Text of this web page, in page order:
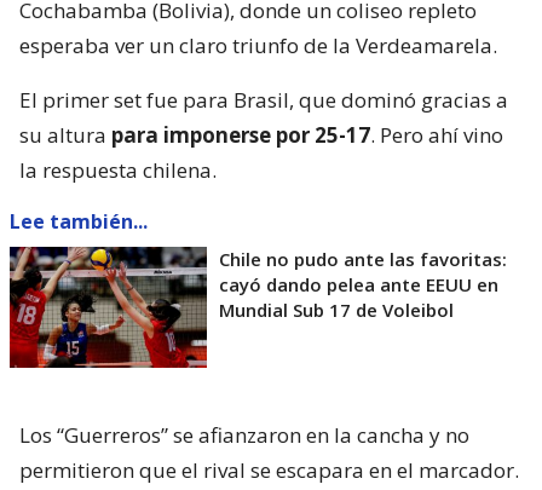
Cochabamba (Bolivia), donde un coliseo repleto
esperaba ver un claro triunfo de la Verdeamarela.
El primer set fue para Brasil, que dominó gracias a
su altura para imponerse por 25-17. Pero ahí vino
la respuesta chilena.
Lee también...
Chile no pudo ante las favoritas:
cayó dando pelea ante EEUU en
Mundial Sub 17 de Voleibol
Los “Guerreros” se afianzaron en la cancha y no
permitieron que el rival se escapara en el marcador.